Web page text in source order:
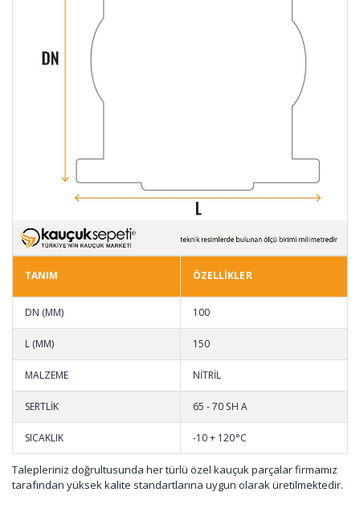
TANIM ÖZELLİKLER
DN (MM) 100
L (MM) 150
MALZEME NİTRİL
SERTLİK 65 - 70 SH A
SICAKLIK -10 + 120°C
Talepleriniz doğrultusunda her türlü özel kauçuk parçalar firmamız
tarafından yüksek kalite standartlarına uygun olarak üretilmektedir.